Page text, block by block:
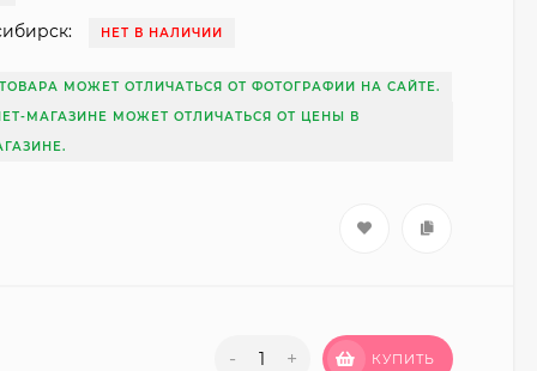
НЕТ В НАЛИЧИИ
МОЖЕТ ОТЛИЧАТЬСЯ ОТ ФОТОГРАФИИ НА САЙТЕ.
МАГАЗИНЕ МОЖЕТ ОТЛИЧАТЬСЯ ОТ ЦЕНЫ В
- + КУПИТЬ